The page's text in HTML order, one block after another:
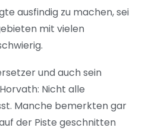
ausfindig zu machen, sei
mit vielen
und auch sein
Nicht alle
Manche bemerkten gar
der Piste geschnitten